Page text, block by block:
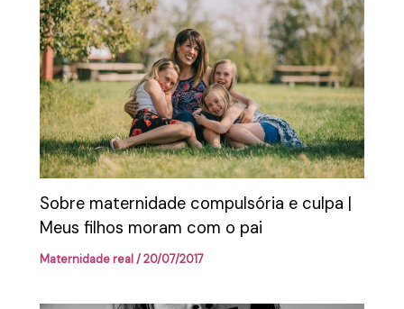
Sobre maternidade compulsória e culpa |
Meus filhos moram com o pai
Maternidade real/20/07/2017